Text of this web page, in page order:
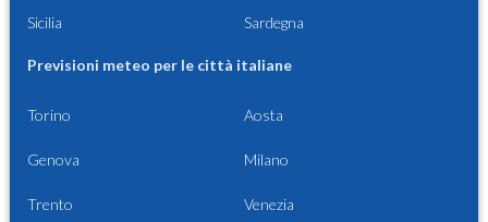
Sicilia Sardegna
Previsioni meteo per le città italiane
Torino Aosta
Genova Milano
Trento Venezia